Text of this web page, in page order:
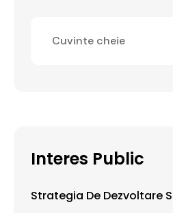
Interes Public
Strategia De Dezvoltare